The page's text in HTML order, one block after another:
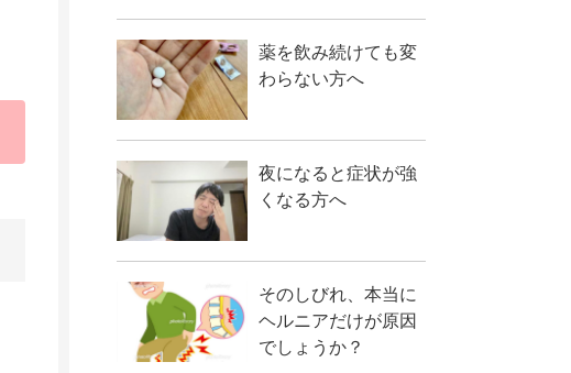
薬を飲み続けても変
わらない方へ
夜になると症状が強
くなる方へ
そのしびれ、本当に
ヘルニアだけが原因
でしょうか？